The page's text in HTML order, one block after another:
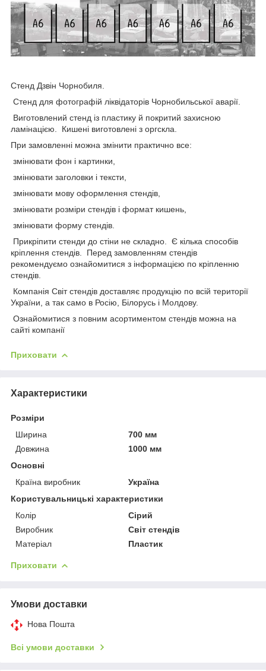
Стенд Дзвін Чорнобиля.
Стенд для фотографій ліквідаторів Чорнобильської аварії.
Виготовлений стенд із пластику й покритий захисною
ламінацією. Кишені виготовлені з оргскла.
При замовленні можна змінити практично все:
змінювати фон і картинки,
змінювати заголовки і тексти,
змінювати мову оформлення стендів,
змінювати розміри стендів і формат кишень,
змінювати форму стендів.
Прикріпити стенди до стіни не складно. Є кілька способів
кріплення стендів. Перед замовленням стендів
рекомендуємо ознайомитися з інформацією по кріпленню
стендів.
Компанія Світ стендів доставляє продукцію по всій території
України, а так само в Росію, Білорусь і Молдову.
Ознайомитися з повним асортиментом стендів можна на
сайті компанії
Приховати
Характеристики
Розміри
Ширина
700 мм
Довжина
1000 мм
Основні
Країна виробник
Україна
Користувальницькі характеристики
Колір
Сірий
Виробник
Світ стендів
Матеріал
Пластик
Приховати
Умови доставки
Нова Пошта
Всі умови доставки